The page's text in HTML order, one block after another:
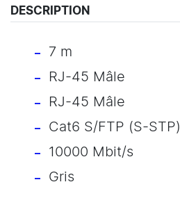
DESCRIPTION
7 m
RJ-45 Mâle
RJ-45 Mâle
Cat6 S/FTP (S-STP)
10000 Mbit/s
Gris